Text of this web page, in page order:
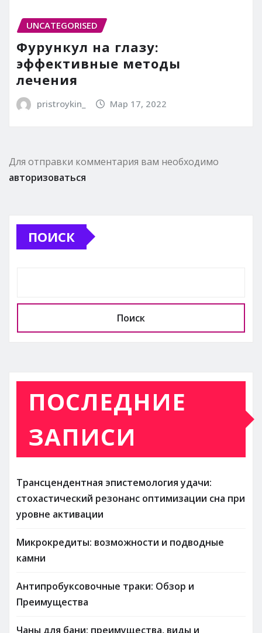
UNCATEGORISED
Фурункул на глазу:
эффективные методы
лечения
pristroykin_ Мар 17, 2022
Для отправки комментария вам необходимо
авторизоваться
ПОИСК
Поиск
ПОСЛЕДНИЕ
ЗАПИСИ
Трансцендентная эпистемология удачи:
стохастический резонанс оптимизации сна при
уровне активации
Микрокредиты: возможности и подводные
камни
Антипробуксовочные траки: Обзор и
Преимущества
Чаны для бани: преимущества, виды и